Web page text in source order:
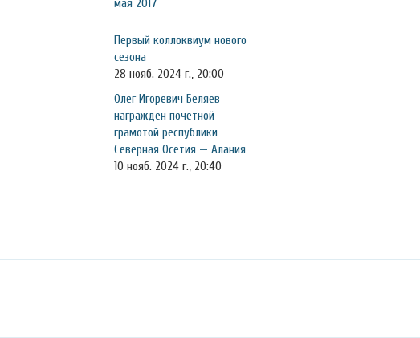
мая 2017
Первый коллоквиум нового
сезона
28 нояб. 2024 г., 20:00
Олег Игоревич Беляев
награжден почетной
грамотой республики
Северная Осетия — Алания
10 нояб. 2024 г., 20:40